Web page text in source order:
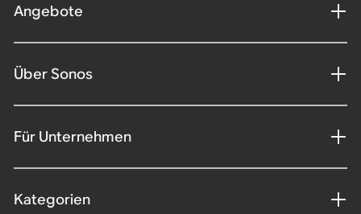
Angebote
Über Sonos
Für Unternehmen
Kategorien